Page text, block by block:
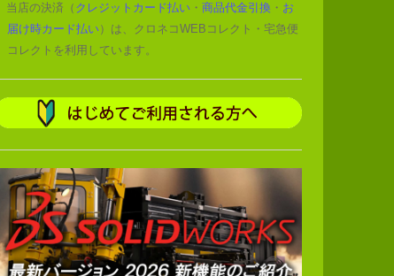
当店の決済（ クレジットカード払い ・商品代金引換 ・ お
届け時カード払い）は、クロネコWEBコレクト・宅急便
コレクトを利用しています。